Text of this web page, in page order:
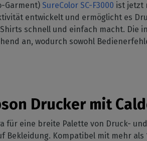
Vorinstallierte RIP Stationen
für eine einfache Einrichtung
Spektralphotometer
Farbmessgeräte
Rationalisieren
Produktion
Garment) SureColor SC-F3000 ist jetzt
entwickelt und ermöglicht es
schnell und einfach macht.
an, wodurch sowohl
Drucker mit
für eine breite Palette von Druck-
Bekleidung. Kompatibel mit mehr